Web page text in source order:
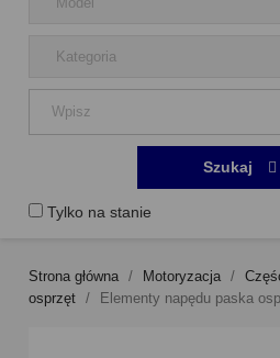
Tylko na stanie
Szukaj
Strona główna Motoryzacja
osprzęt
Elementy napędu paska